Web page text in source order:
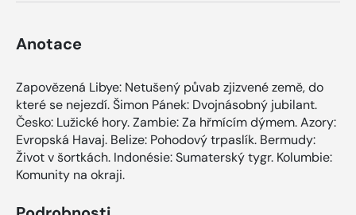
Anotace
Zapovězená Libye: Netušený půvab zjizvené země, do
které se nejezdí. Šimon Pánek: Dvojnásobný jubilant.
Česko: Lužické hory. Zambie: Za hřmícím dýmem. Azory:
Evropská Havaj. Belize: Pohodový trpaslík. Bermudy:
Život v šortkách. Indonésie: Sumaterský tygr. Kolumbie:
Komunity na okraji.